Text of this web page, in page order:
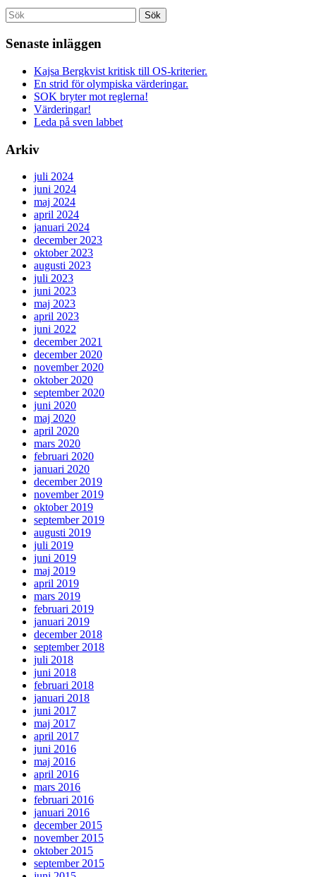
Senaste inläggen
Kajsa Bergkvist kritisk till OS-kriterier.
En strid för olympiska värderingar.
SOK bryter mot reglerna!
Värderingar!
Leda på sven labbet
Arkiv
juli 2024
juni 2024
maj 2024
april 2024
januari 2024
december 2023
oktober 2023
augusti 2023
juli 2023
juni 2023
maj 2023
april 2023
juni 2022
december 2021
december 2020
november 2020
oktober 2020
september 2020
juni 2020
maj 2020
april 2020
mars 2020
februari 2020
januari 2020
december 2019
november 2019
oktober 2019
september 2019
augusti 2019
juli 2019
juni 2019
maj 2019
april 2019
mars 2019
februari 2019
januari 2019
december 2018
september 2018
juli 2018
juni 2018
februari 2018
januari 2018
juni 2017
maj 2017
april 2017
juni 2016
maj 2016
april 2016
mars 2016
februari 2016
januari 2016
december 2015
november 2015
oktober 2015
september 2015